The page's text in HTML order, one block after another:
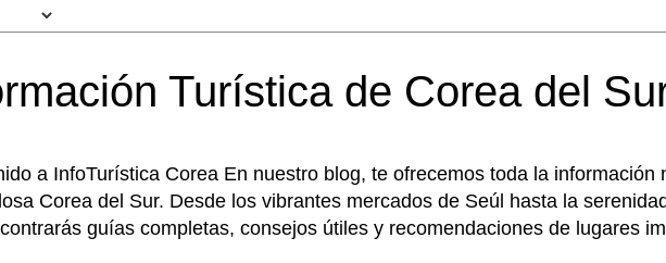
Turística de Corea del
a InfoTurística Corea En nuestro blog, te ofrecemos toda la información
Corea del Sur. Desde los vibrantes mercados de Seúl hasta la
guías completas, consejos útiles y recomendaciones de lugares